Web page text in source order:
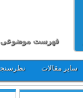
فهرست موضوعی
سایر مقالات